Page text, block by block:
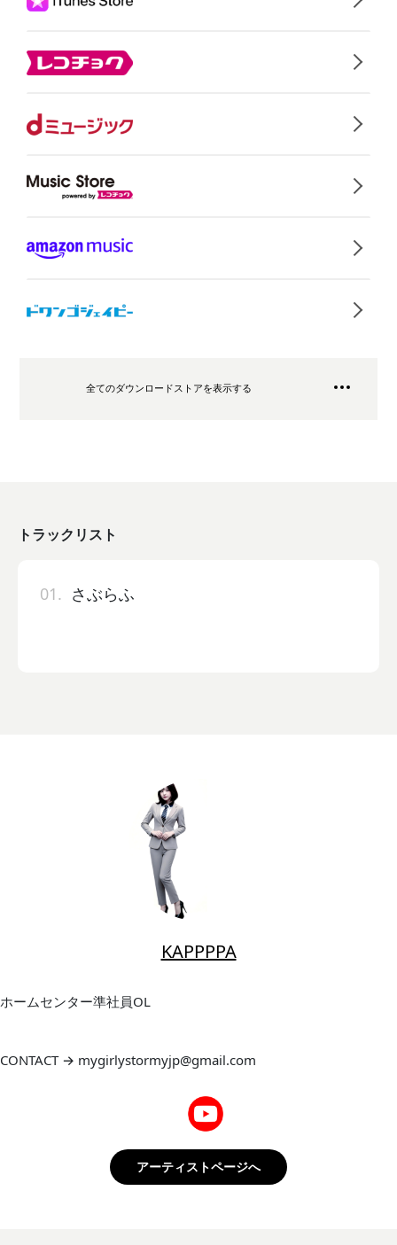
全てのダウンロードストアを表示する
トラックリスト
01. さぶらふ
KAPPPPA
ホームセンター準社員OL
CONTACT → mygirlystormyjp@gmail.com
アーティストページへ